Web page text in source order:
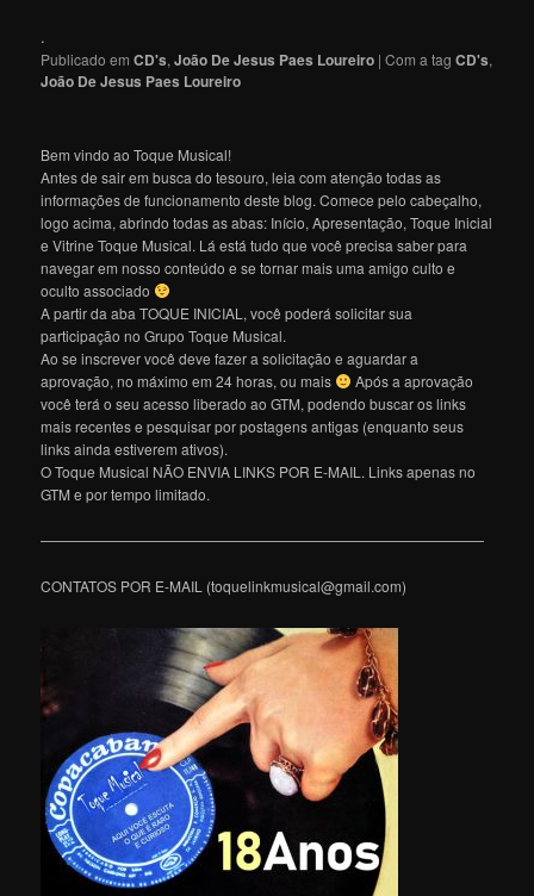
.
Publicado em CD's,João De Jesus Paes Loureiro |Com a tagCD's,
João De Jesus Paes Loureiro
Bem vindo ao Toque Musical!
Antes de sair em busca do tesouro, leia com atenção todas as
informações de funcionamento deste blog. Comece pelo cabeçalho,
logo acima, abrindo todas as abas: Início, Apresentação, Toque Inicial
e Vitrine Toque Musical. Lá está tudo que você precisa saber para
navegar em nosso conteúdo e se tornar mais uma amigo culto e
oculto associado
A partir da aba TOQUE INICIAL, você poderá solicitar sua
participação no Grupo Toque Musical.
Ao se inscrever você deve fazer a solicitação e aguardar a
aprovação, no máximo em 24 horas, ou mais
Após a aprovação
você terá o seu acesso liberado ao GTM, podendo buscar os links
mais recentes e pesquisar por postagens antigas (enquanto seus
links ainda estiverem ativos).
O Toque Musical NÃO ENVIA LINKS POR E-MAIL. Links apenas no
GTM e por tempo limitado.
———————————————————————————————
CONTATOS POR E-MAIL (toquelinkmusical@gmail.com)